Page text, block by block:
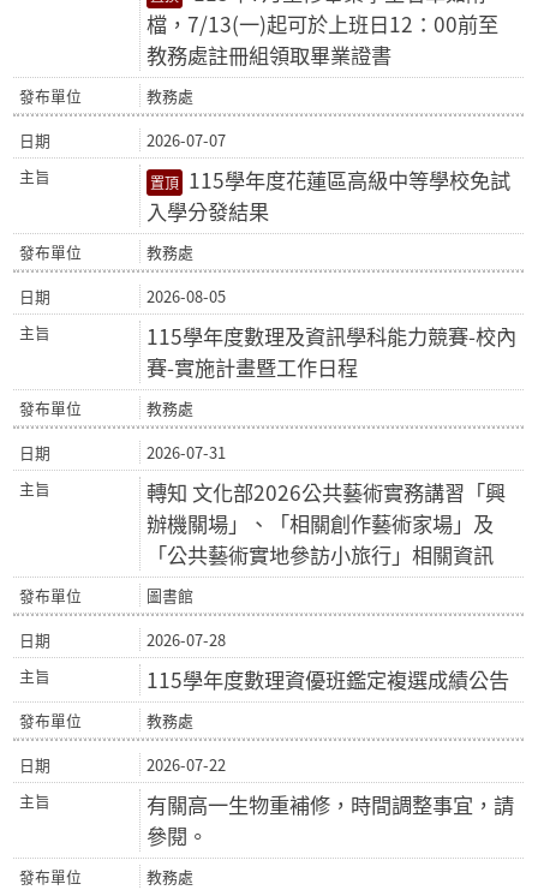
檔，7/13(一)起可於上班日12：00前至
教務處註冊組領取畢業證書
教務處
2026-07-07
115學年度花蓮區高級中等學校免試
入學分發結果
教務處
2026-08-05
115學年度數理及資訊學科能力競賽-校內
賽-實施計畫暨工作日程
教務處
2026-07-31
轉知 文化部2026公共藝術實務講習「興
辦機關場」、「相關創作藝術家場」及
「公共藝術實地參訪小旅行」相關資訊
圖書館
2026-07-28
115學年度數理資優班鑑定複選成績公告
教務處
2026-07-22
有關高一生物重補修，時間調整事宜，請
參閱。
教務處